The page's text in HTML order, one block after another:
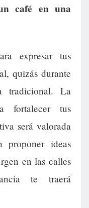
café en una
expresar tus
quizás durante
tradicional. La
fortalecer tus
será valorada
ideas
en las calles
te traerá